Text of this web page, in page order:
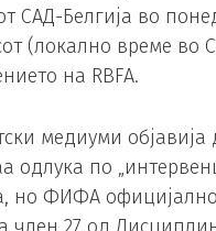
САД-Белгија во
(локално време во
на RBFA.
медиуми
одлука по
но ФИФА